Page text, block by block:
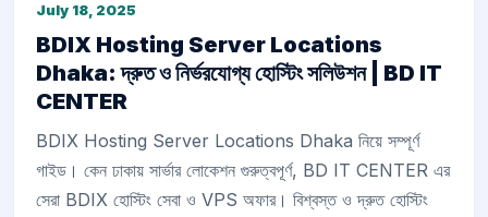
July 18, 2025
BDIX Hosting Server Locations
Dhaka: দ্রুত ও নির্ভরযোগ্য হোস্টিং সলিউশন | BD IT
CENTER
BDIX Hosting Server Locations Dhaka নিয়ে সম্পূর্ণ
গাইড। কেন ঢাকায় সার্ভার লোকেশন গুরুত্বপূর্ণ, BD IT CENTER এর
সেরা BDIX হোস্টিং সেবা ও VPS অফার। বিশ্বস্ত ও দ্রুত হোস্টিং